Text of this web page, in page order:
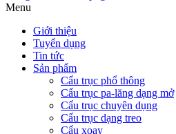
Menu
Giới thiệu
Tuyển dụng
Tin tức
Sản phẩm
Cẩu trục phổ thông
Cẩu trục pa-lăng dạng mở
Cẩu trục chuyên dụng
Cẩu trục dạng treo
Cẩu xoay